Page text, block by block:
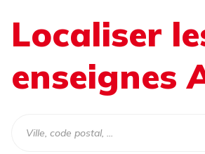
Localiser
enseignes